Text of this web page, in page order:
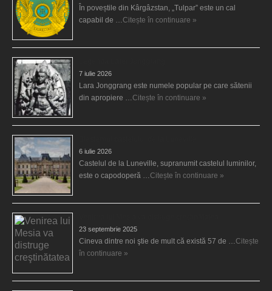
În poveștile din Kârgâzstan, „Tulpar” este un cal
capabil de …Citește în continuare »
7 iulie 2026
Lara Jonggrang este numele popular pe care sătenii
din apropiere …Citește în continuare »
6 iulie 2026
Castelul de la Luneville, supranumit castelul luminilor,
este o capodoperă …Citește în continuare »
23 septembrie 2025
Cineva dintre noi ştie de mult că există 57 de …Citește
în continuare »